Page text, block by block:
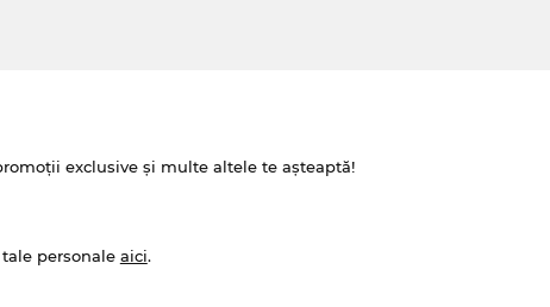
exclusive și multe altele te așteaptă!
personale aici.